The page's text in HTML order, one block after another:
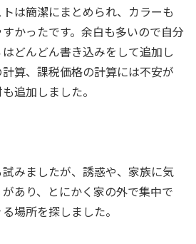
は簡潔にまとめられ、カラーも
かったです。余白も多いので自分
どんどん書き込みをして追加し
算、課税価格の計算には不安が
追加しました。
みましたが、誘惑や、家族に気
あり、とにかく家の外で集中で
場所を探しました。